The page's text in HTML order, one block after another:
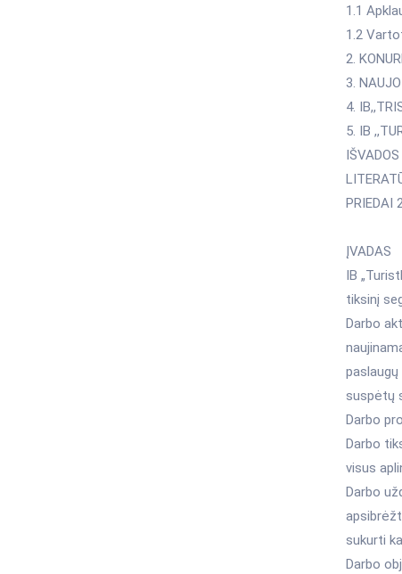
1.1
1.2
2.
3.
4.
5. IB
PRIEDAI
ĮVADAS
IB
tiksinį
Darbo
suspėtų
Darbo
Darbo
visus
Darbo
sukurti
Darbo